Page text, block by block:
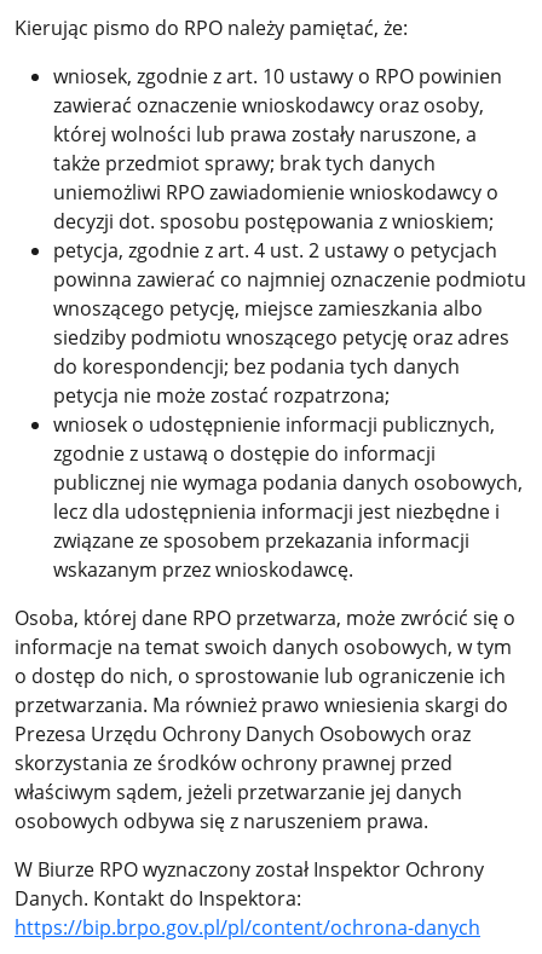
Kierując pismo do RPO należy pamiętać, że:
wniosek, zgodnie z art. 10 ustawy o RPO powinien
zawierać oznaczenie wnioskodawcy oraz osoby,
której wolności lub prawa zostały naruszone, a
także przedmiot sprawy; brak tych danych
uniemożliwi RPO zawiadomienie wnioskodawcy o
decyzji dot. sposobu postępowania z wnioskiem;
petycja, zgodnie z art. 4 ust. 2 ustawy o petycjach
powinna zawierać co najmniej oznaczenie podmiotu
wnoszącego petycję, miejsce zamieszkania albo
siedziby podmiotu wnoszącego petycję oraz adres
do korespondencji; bez podania tych danych
petycja nie może zostać rozpatrzona;
wniosek o udostępnienie informacji publicznych,
zgodnie z ustawą o dostępie do informacji
publicznej nie wymaga podania danych osobowych,
lecz dla udostępnienia informacji jest niezbędne i
związane ze sposobem przekazania informacji
wskazanym przez wnioskodawcę.
Osoba, której dane RPO przetwarza, może zwrócić się o
informacje na temat swoich danych osobowych, w tym
o dostęp do nich, o sprostowanie lub ograniczenie ich
przetwarzania. Ma również prawo wniesienia skargi do
Prezesa Urzędu Ochrony Danych Osobowych oraz
skorzystania ze środków ochrony prawnej przed
właściwym sądem, jeżeli przetwarzanie jej danych
osobowych odbywa się z naruszeniem prawa.
W Biurze RPO wyznaczony został Inspektor Ochrony
Danych. Kontakt do Inspektora:
https://bip.brpo.gov.pl/pl/content/ochrona-danych